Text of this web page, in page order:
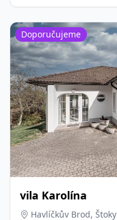
vila Karolína
Havlíčkův Brod, Štoky
Doporučujeme